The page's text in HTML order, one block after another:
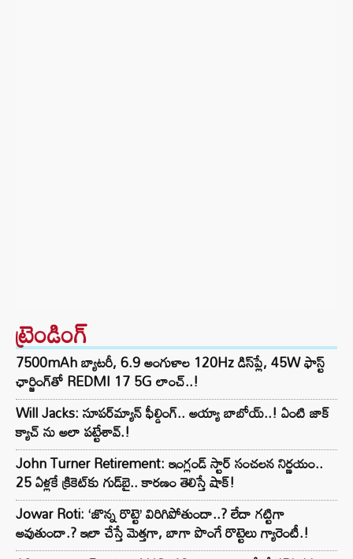
ట్రెండింగ్‌
7500mAh బ్యాటరీ, 6.9 అంగుళాల 120Hz డిస్‌ప్లే, 45W ఫాస్ట్
ఛార్జింగ్‌తో REDMI 17 5G లాంచ్..!
Will Jacks: సూపర్‌మ్యాన్ ఫీల్డింగ్.. అయ్యా బాబోయ్..! ఏంటి జాక్
క్యాచ్ ను అలా పట్టేశావ్.!
John Turner Retirement: ఇంగ్లండ్ స్టార్ సంచలన నిర్ణయం..
25 ఏళ్లకే క్రికెట్‌కు గుడ్‌బై.. కారణం తెలిస్తే షాక్!
Jowar Roti: ‘జొన్న రొట్టె’ విరిగిపోతుందా..? లేదా గట్టిగా
అవుతుందా.? ఇలా చేస్తే మెత్తగా, బాగా పొంగే రొట్టెలు గ్యారెంటీ.!